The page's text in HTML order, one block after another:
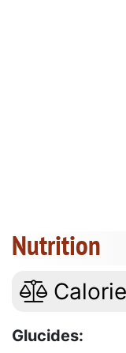
Nutrition
Glucides: